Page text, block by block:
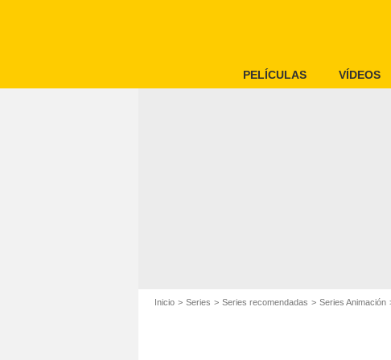
PELÍCULAS VÍDEOS
Inicio Series Series recomendadas Series Animación